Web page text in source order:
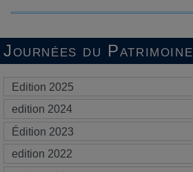
Journées du Patrimoine